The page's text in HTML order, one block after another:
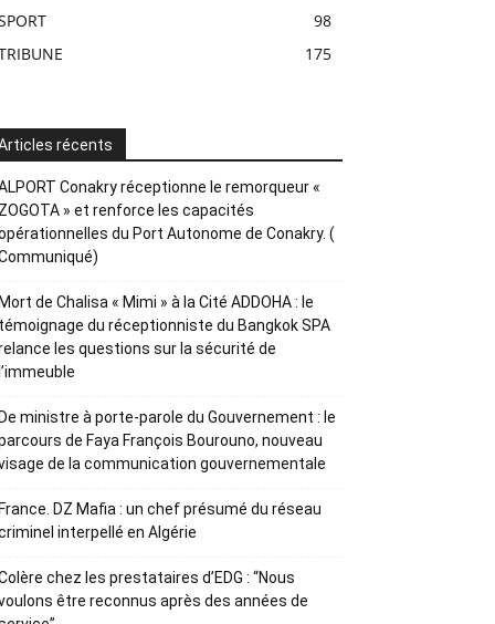
98
175
récents
Conakry réceptionne le remorqueur «
ZOGOTA » et renforce les capacités
du Port Autonome de Conakry. (
Mort de Chalisa « Mimi » à la Cité ADDOHA : le
témoignage du réceptionniste du Bangkok SPA
les questions sur la sécurité de
l’immeuble
De ministre à porte-parole du Gouvernement : le
de Faya François Bourouno, nouveau
de la communication gouvernementale
France. DZ Mafia : un chef présumé du réseau
interpellé en Algérie
chez les prestataires d’EDG : “Nous
être reconnus après des années de